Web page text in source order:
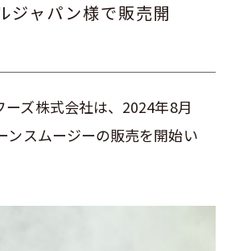
ジャパン様で販売開
ズ株式会社は、 2024年8月
ンスムージーの販売を開始い